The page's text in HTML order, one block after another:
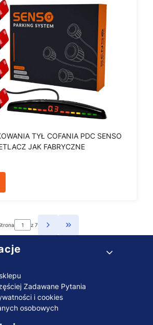
TYŁ COFANIA PDC SENSO
JAK FABRYCZNE
z 7 Przejdź do ostatniej
Zadawane Pytania
i cookies
osobowych